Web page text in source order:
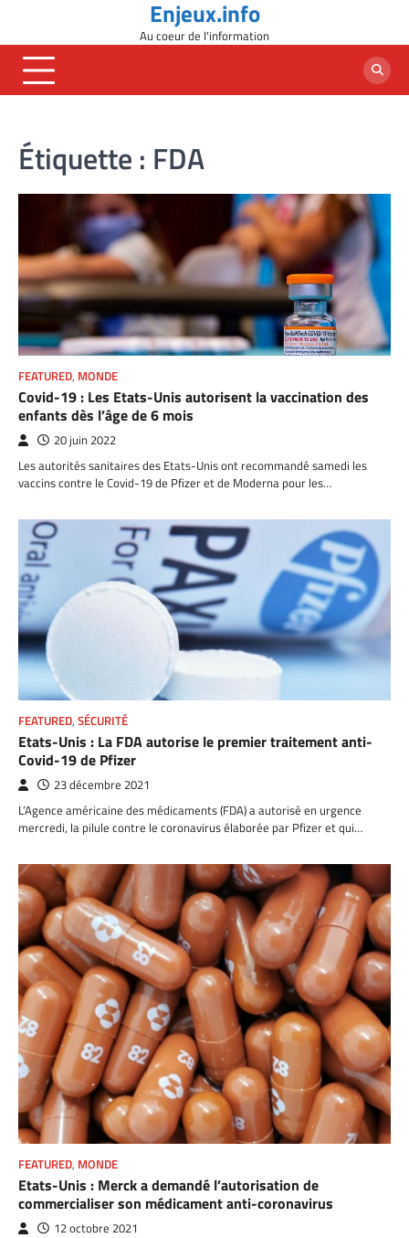
content
Enjeux.info
Au coeur de l'information
Étiquette : FDA
FEATURED, MONDE
Covid-19 : Les Etats-Unis autorisent la vaccination des
enfants dès l’âge de 6 mois
20 juin 2022
Les autorités sanitaires des Etats-Unis ont recommandé samedi les
vaccins contre le Covid-19 de Pfizer et de Moderna pour les…
FEATURED, SÉCURITÉ
Etats-Unis : La FDA autorise le premier traitement anti-
Covid-19 de Pfizer
23 décembre 2021
L’Agence américaine des médicaments (FDA) a autorisé en urgence
mercredi, la pilule contre le coronavirus élaborée par Pfizer et qui…
FEATURED, MONDE
Etats-Unis : Merck a demandé l’autorisation de
commercialiser son médicament anti-coronavirus
12 octobre 2021